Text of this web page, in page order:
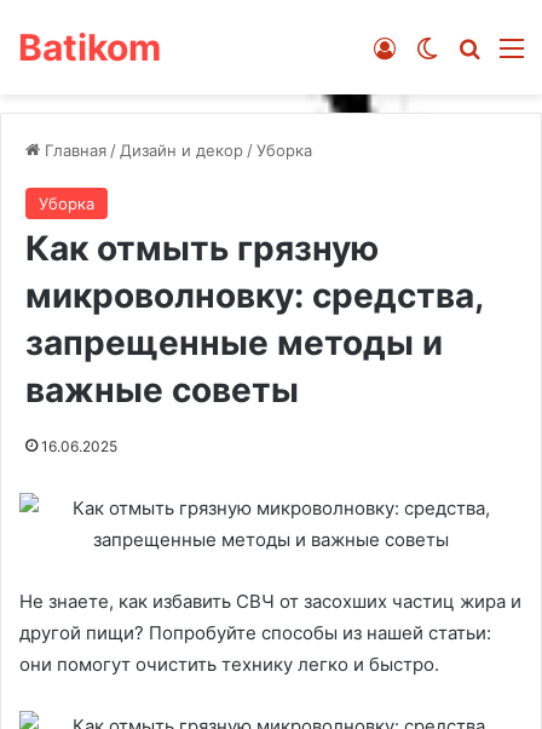
Batikom Switch skin
Войти
Главная / Дизайн и декор /Уборка
Уборка
Как отмыть грязную
микроволновку: средства,
запрещенные методы и
важные советы
16.06.2025
Не знаете, как избавить СВЧ от засохших частиц жира и
другой пищи? Попробуйте способы из нашей статьи:
они помогут очистить технику легко и быстро.